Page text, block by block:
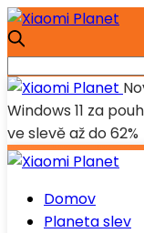
Windows 11 za
ve slevě až do 62%
Domov
Planeta slev